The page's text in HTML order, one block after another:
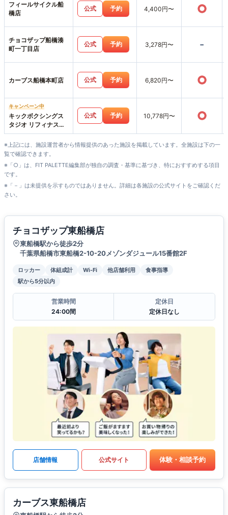
フィールサイクル船
橋店
公式 予約 4,400円〜 ○
チョコザップ船橋湊
町一丁目店
公式 予約 3,278円〜 -
カーブス船橋本町店 公式 予約 6,820円〜 ○
キャンペーン中
キックボクシングス
タジオ リフィナス船
橋店
公式 予約 10,778円〜 ○
※上記には、施設運営者から情報提供のあった施設を掲載しています。全施設は下の一
覧で確認できます。
※「○」は、FIT PALETTE編集部が独自の調査・基準に基づき、特におすすめする項目
です。
※「－」は未提供を示すものではありません。詳細は各施設の公式サイトをご確認くだ
さい。
チョコザップ東船橋店
東船橋駅から徒歩2分
千葉県船橋市東船橋2-10-20メゾンダジュール15番館2F
ロッカー 体組成計 Wi-Fi 他店舗利用
食事指導
駅から5分以内
営業時間
24:00間
定休日
定休日なし
店舗情報 公式サイト 体験・相談予約
カーブス東船橋店